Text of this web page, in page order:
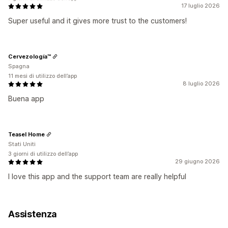
17 luglio 2026
Super useful and it gives more trust to the customers!
8 luglio 2026
Buena app
Cervezología™
Spagna
11 mesi di utilizzo dell’app
29 giugno 2026
I love this app and the support team are really helpful
Teasel Home
Stati Uniti
3 giorni di utilizzo dell’app
Assistenza